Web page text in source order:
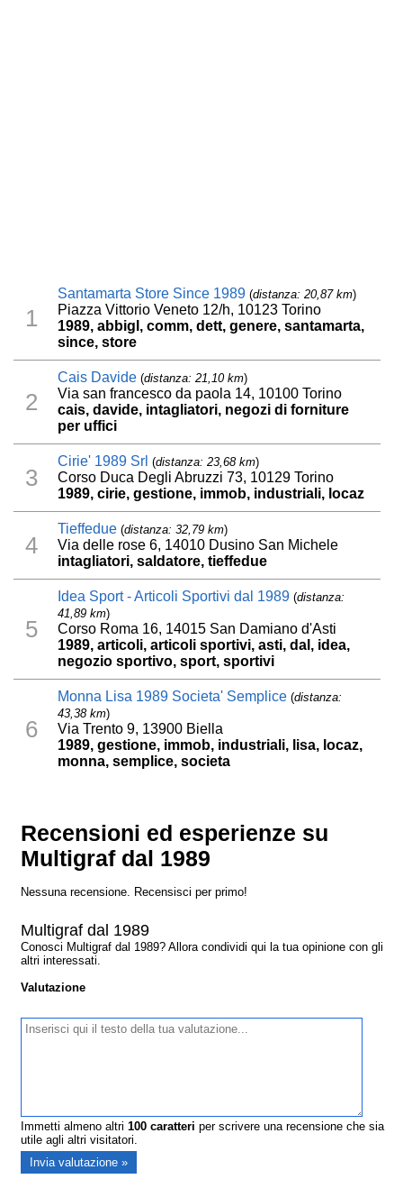
1
Santamarta Store Since 1989 (distanza: 20,87 km)
Piazza Vittorio Veneto 12/h, 10123 Torino
1989, abbigl, comm, dett, genere, santamarta,
since, store
2
Cais Davide (distanza: 21,10 km)
Via san francesco da paola 14, 10100 Torino
cais, davide, intagliatori, negozi di forniture
per uffici
3
Cirie' 1989 Srl (distanza: 23,68 km)
Corso Duca Degli Abruzzi 73, 10129 Torino
1989, cirie, gestione, immob, industriali, locaz
4
Tieffedue (distanza: 32,79 km)
Via delle rose 6, 14010 Dusino San Michele
intagliatori, saldatore, tieffedue
5
Idea Sport - Articoli Sportivi dal 1989 (distanza:
41,89 km)
Corso Roma 16, 14015 San Damiano d'Asti
1989, articoli, articoli sportivi, asti, dal, idea,
negozio sportivo, sport, sportivi
6
Monna Lisa 1989 Societa' Semplice (distanza:
43,38 km)
Via Trento 9, 13900 Biella
1989, gestione, immob, industriali, lisa, locaz,
monna, semplice, societa
Recensioni ed esperienze su
Multigraf dal 1989
Nessuna recensione. Recensisci per primo!
Multigraf dal 1989
Conosci Multigraf dal 1989? Allora condividi qui la tua opinione con gli
altri interessati.
Valutazione
Immetti almeno altri100 caratteri per scrivere una recensione che sia
utile agli altri visitatori.